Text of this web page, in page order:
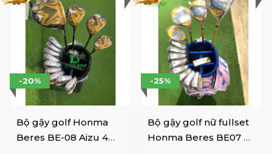
Bộ gậy golf Honma
Beres BE-08 Aizu 4
-20%
Bộ gậy golf nữ fullset
Honma Beres BE07 4
-25%